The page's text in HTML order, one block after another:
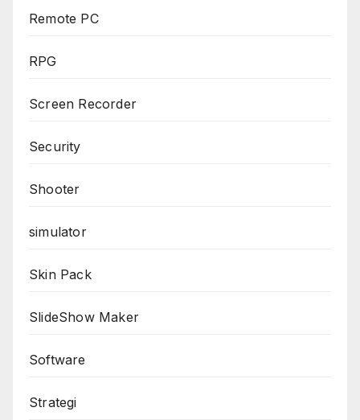
Remote PC
RPG
Screen Recorder
Security
Shooter
simulator
Skin Pack
SlideShow Maker
Software
Strategi